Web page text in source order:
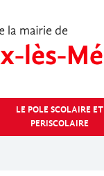
LE POLE SCOLAIRE ET
PERISCOLAIRE